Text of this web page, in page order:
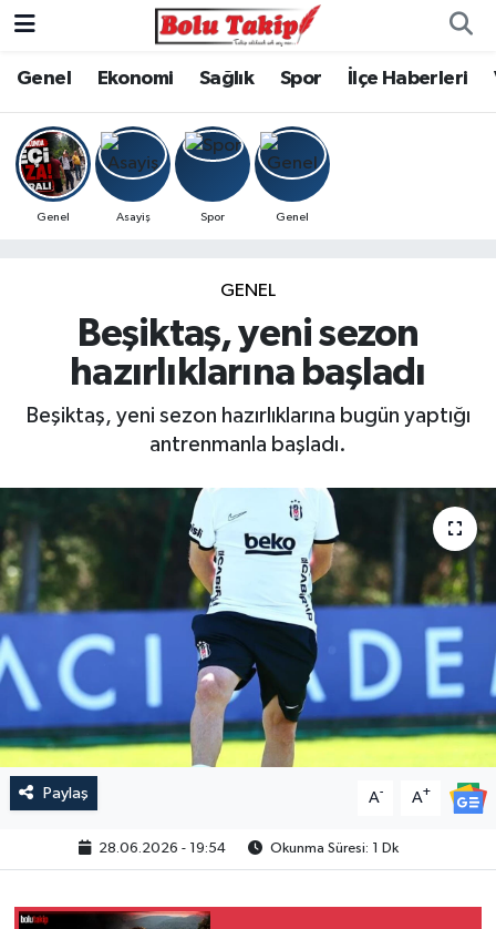
Genel Ekonomi Sağlık Spor İlçe Haberleri
Genel Asayiş Spor Genel
GENEL
Beşiktaş, yeni sezon
hazırlıklarına başladı
Beşiktaş, yeni sezon hazırlıklarına bugün yaptığı
antrenmanla başladı.
Paylaş A- A+
28.06.2026 - 19:54 Okunma Süresi: 1 Dk